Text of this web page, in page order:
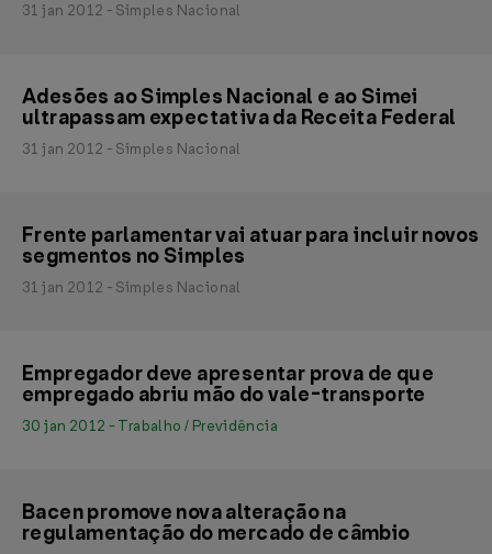
31 jan 2012 - Simples Nacional
Adesões ao Simples Nacional e ao Simei
ultrapassam expectativa da Receita Federal
31 jan 2012 - Simples Nacional
Frente parlamentar vai atuar para incluir novos
segmentos no Simples
31 jan 2012 - Simples Nacional
Empregador deve apresentar prova de que
empregado abriu mão do vale-transporte
30 jan 2012 - Trabalho / Previdência
Bacen promove nova alteração na
regulamentação do mercado de câmbio